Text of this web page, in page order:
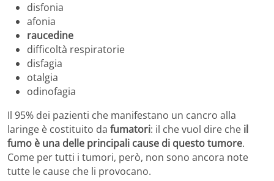
disfonia
afonia
raucedine
difficoltà respiratorie
disfagia
otalgia
odinofagia
Il 95% dei pazienti che manifestano un cancro alla
laringe è costituito da fumatori: il che vuol dire che il
fumo è una delle principali cause di questo tumore.
Come per tutti i tumori, però, non sono ancora note
tutte le cause che li provocano.